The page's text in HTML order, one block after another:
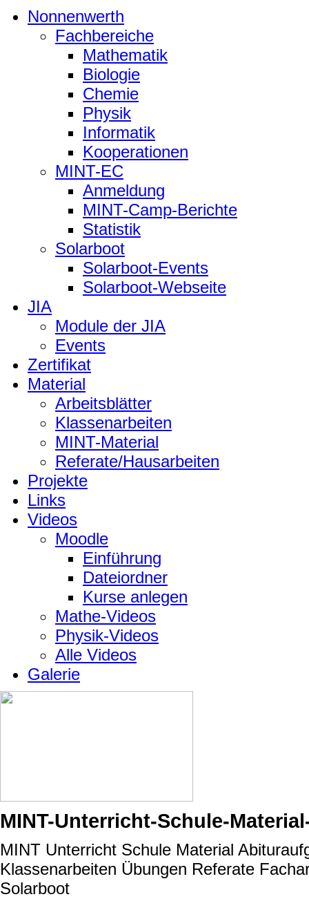
Nonnenwerth
Fachbereiche
Mathematik
Biologie
Chemie
Physik
Informatik
Kooperationen
MINT-EC
Anmeldung
MINT-Camp-Berichte
Statistik
Solarboot
Solarboot-Events
Solarboot-Webseite
JIA
Module der JIA
Events
Zertifikat
Material
Arbeitsblätter
Klassenarbeiten
MINT-Material
Referate/Hausarbeiten
Projekte
Links
Videos
Moodle
Einführung
Dateiordner
Kurse anlegen
Mathe-Videos
Physik-Videos
Alle Videos
Galerie
MINT-Unterricht-Schule-
MINT Unterricht Schule Material
Klassenarbeiten Übungen Referate
Solarboot